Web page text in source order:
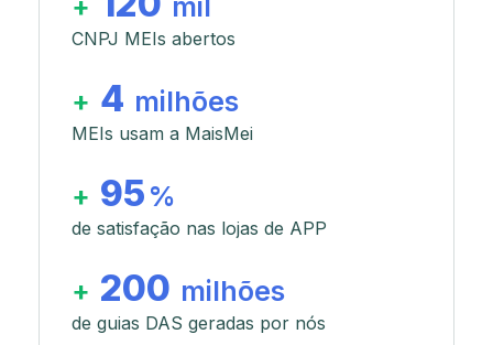
+ mil
CNPJ MEIs abertos
+ 4 milhões
MEIs usam a MaisMei
+ 95 %
de satisfação nas lojas de APP
+ 200 milhões
de guias DAS geradas por nós